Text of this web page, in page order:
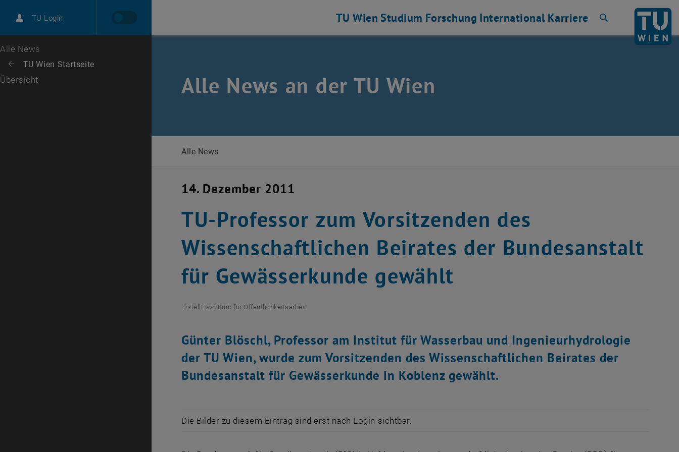
TU Login
Karriere
Zur 1. Menü Ebene
Alle News
Zurück: Subseiten von TU Wien Startseite auflisten
Zurück zur letzten Ebene:
TU Wien Startseite
Übersicht
TU Wien Studium Forschung International Karriere
Alle News an der TU Wien
Alle News
14. Dezember 2011
TU-Professor zum Vorsitzenden des
Wissenschaftlichen Beirates der Bundesanstalt
für Gewässerkunde gewählt
Erstellt von Büro für Öffentlichkeitsarbeit
Günter Blöschl, Professor am Institut für Wasserbau und Ingenieurhydrologie
der TU Wien, wurde zum Vorsitzenden des Wissenschaftlichen Beirates der
Bundesanstalt für Gewässerkunde in Koblenz gewählt.
Die Bilder zu diesem Eintrag sind erst nach Login sichtbar.